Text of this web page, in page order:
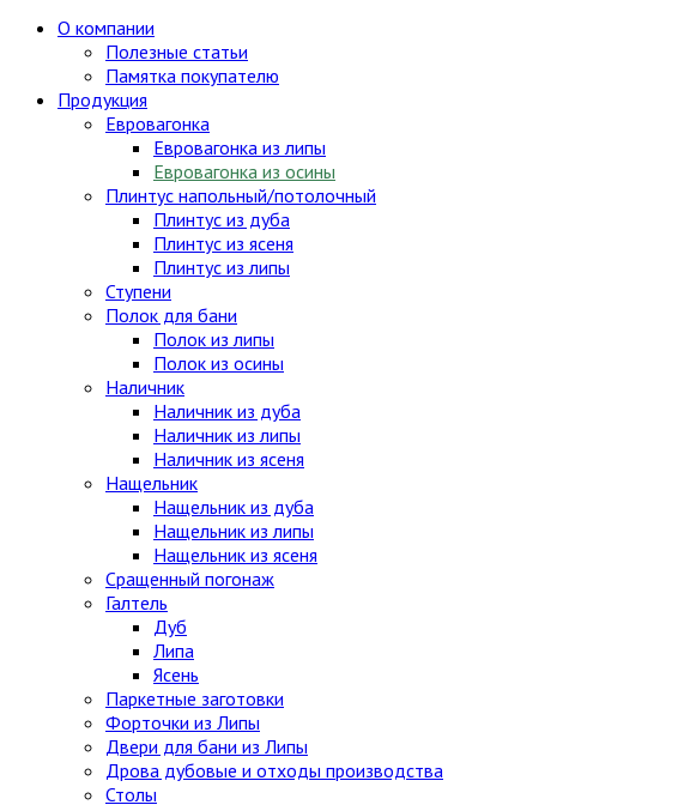
О компании
Полезные статьи
Памятка покупателю
Продукция
Евровагонка
Евровагонка из липы
Евровагонка из осины
Плинтус напольный/потолочный
Плинтус из дуба
Плинтус из ясеня
Плинтус из липы
Ступени
Полок для бани
Полок из липы
Полок из осины
Наличник
Наличник из дуба
Наличник из липы
Наличник из ясеня
Нащельник
Нащельник из дуба
Нащельник из липы
Нащельник из ясеня
Сращенный погонаж
Галтель
Дуб
Липа
Ясень
Паркетные заготовки
Форточки из Липы
Двери для бани из Липы
Дрова дубовые и отходы производства
Столы